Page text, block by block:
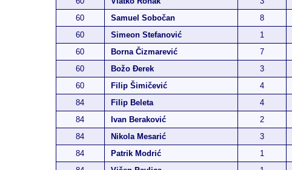
60
Samuel Sobočan 8
60
Simeon Stefanović 1
60
Borna Čizmarević 7
60
Božo Đerek 3
60
Filip Šimičević 4
84
Filip Beleta 4
84
Ivan Beraković 2
84
Nikola Mesarić 3
84
Patrik Modrić 1